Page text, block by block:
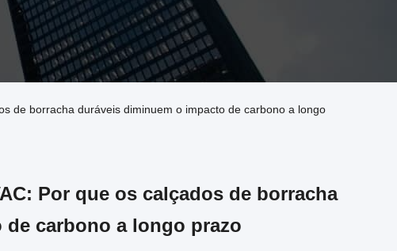
de borracha duráveis diminuem o impacto de carbono a longo
Por que os calçados de borracha
carbono a longo prazo